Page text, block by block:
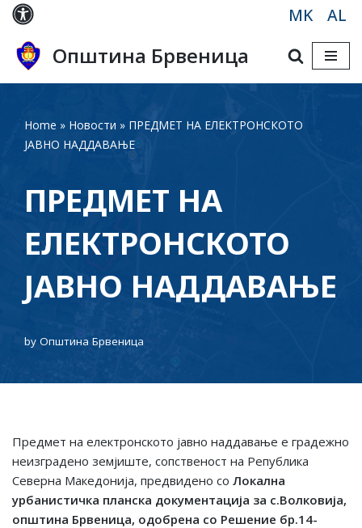
Skip
to
content
MK AL
Општина Брвеница
Home » Новости » ПРЕДМЕТ НА ЕЛЕКТРОНСКОТО
ЈАВНО НАДДАВАЊЕ
ПРЕДМЕТ НА
ЕЛЕКТРОНСКОТО
ЈАВНО НАДДАВАЊЕ
by Општина Брвеница
Предмет на електронското јавно наддавање е градежно
неизградено земјиште, сопственост на Република
Северна Македонија, предвидено со Локална
урбанистичка планска документација за с.Волковија,
општина Брвеница, одобренa со Решение бр.14-